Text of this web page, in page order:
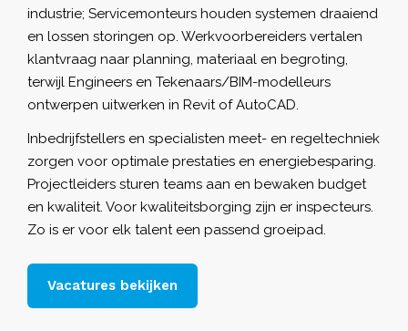
industrie; Servicemonteurs houden systemen draaiend
en lossen storingen op. Werkvoorbereiders vertalen
klantvraag naar planning, materiaal en begroting,
terwijl Engineers en Tekenaars/BIM-modelleurs
ontwerpen uitwerken in Revit of AutoCAD.
Inbedrijfstellers en specialisten meet- en regeltechniek
zorgen voor optimale prestaties en energiebesparing.
Projectleiders sturen teams aan en bewaken budget
en kwaliteit. Voor kwaliteitsborging zijn er inspecteurs.
Zo is er voor elk talent een passend groeipad.
Vacatures bekijken